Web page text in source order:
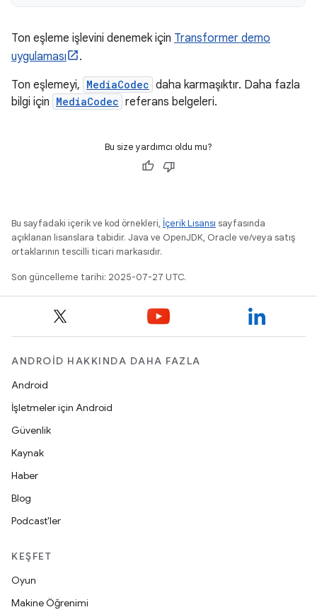
Ton eşleme işlevini denemek için Transformer demo
uygulaması
.
Ton eşlemeyi, MediaCodec daha karmaşıktır. Daha fazla
bilgi için MediaCodec referans belgeleri.
Bu size yardımcı oldu mu?
Bu sayfadaki içerik ve kod örnekleri, İçerik Lisansı sayfasında
açıklanan lisanslara tabidir. Java ve OpenJDK, Oracle ve/veya satış
ortaklarının tescilli ticari markasıdır.
Son güncelleme tarihi: 2025-07-27 UTC.
ANDROID HAKKINDA DAHA FAZLA
Android
İşletmeler için Android
Güvenlik
Kaynak
Haber
Blog
Podcast'ler
KEŞFET
Oyun
Makine Öğrenimi